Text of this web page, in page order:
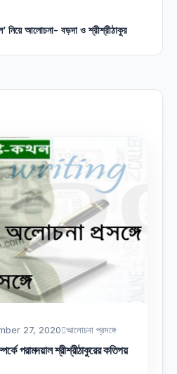
নিয়ে আলোচনা- বড়দা ও শ্রীশ্রীঠাকুর
27, 2020 আলোচনা প্রসঙ্গে
পরামদয়াল শ্রীশ্রীঠাকুরের কতিপয়